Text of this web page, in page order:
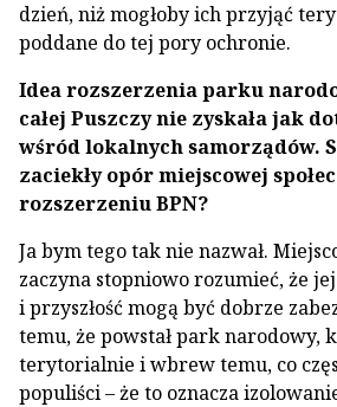
dzień, niż mogłoby ich przyjąć
poddane do tej pory ochronie.
Idea rozszerzenia parku
całej Puszczy nie zyskała jak
wśród lokalnych samorządów.
zaciekły opór miejscowej
rozszerzeniu BPN?
Ja bym tego tak nie nazwał.
zaczyna stopniowo rozumieć, że
i przyszłość mogą być dobrze
temu, że powstał park narodowy,
terytorialnie i wbrew temu, co
populiści – że to oznacza